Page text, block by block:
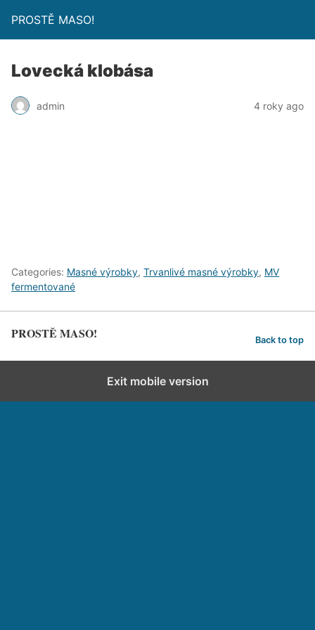
PROSTĚ MASO!
Lovecká klobása
admin 4 roky ago
Categories: Masné výrobky, Trvanlivé masné výrobky, MV
fermentované
PROSTĚ MASO! Back to top
Exit mobile version